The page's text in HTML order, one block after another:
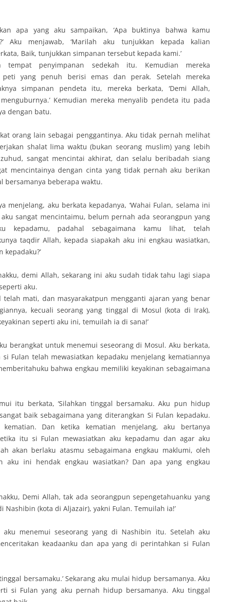
apa yang aku sampaikan, ‘Apa buktinya bahwa kamu
Aku menjawab, ‘Marilah aku tunjukkan kepada kalian
Baik, tunjukkan simpanan tersebut kepada kami.’
tempat penyimpanan sedekah itu. Kemudian mereka
peti yang penuh berisi emas dan perak. Setelah mereka
simpanan pendeta itu, mereka berkata, ‘Demi Allah,
Kemudian mereka menyalib pendeta itu pada
dengan batu.
orang lain sebagai penggantinya. Aku tidak pernah melihat
shalat lima waktu (bukan seorang muslim) yang lebih
sangat mencintai akhirat, dan selalu beribadah siang
mencintainya dengan cinta yang tidak pernah aku berikan
bersamanya beberapa waktu.
menjelang, aku berkata kepadanya, ‘Wahai Fulan, selama ini
sangat mencintaimu, belum pernah ada seorangpun yang
kepadamu, padahal sebagaimana kamu lihat, telah
taqdir Allah, kepada siapakah aku ini engkau wasiatkan,
demi Allah, sekarang ini aku sudah tidak tahu lagi siapa
aku.
telah mati, dan masyarakatpun mengganti ajaran yang benar
kecuali seorang yang tinggal di Mosul (kota di Irak),
seperti aku ini, temuilah ia di sana!’
berangkat untuk menemui seseorang di Mosul. Aku berkata,
si Fulan telah mewasiatkan kepadaku menjelang kematiannya
bahwa engkau memiliki keyakinan sebagaimana
itu berkata, ‘Silahkan tinggal bersamaku. Aku pun hidup
baik sebagaimana yang diterangkan Si Fulan kepadaku.
Dan ketika kematian menjelang, aku bertanya
itu si Fulan mewasiatkan aku kepadamu dan agar aku
akan berlaku atasmu sebagaimana engkau maklumi, oleh
aku ini hendak engkau wasiatkan? Dan apa yang engkau
Demi Allah, tak ada seorangpun sepengetahuanku yang
Nashibin (kota di Aljazair), yakni Fulan. Temuilah ia!’
menemui seseorang yang di Nashibin itu. Setelah aku
keadaanku dan apa yang di perintahkan si Fulan
bersamaku.’ Sekarang aku mulai hidup bersamanya. Aku
si Fulan yang aku pernah hidup bersamanya. Aku tinggal